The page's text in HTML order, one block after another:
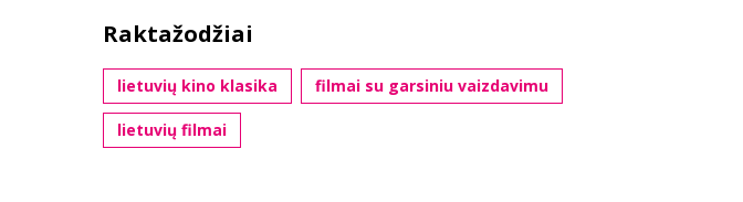
Raktažodžiai
lietuvių kino klasika filmai su garsiniu vaizdavimu
lietuvių filmai